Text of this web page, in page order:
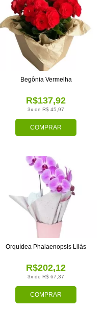
COMPRAR
3x de R$ 45,97
R$137,92
Begônia Vermelha
COMPRAR
3x de R$ 67,37
R$202,12
Orquídea Phalaenopsis Lilás